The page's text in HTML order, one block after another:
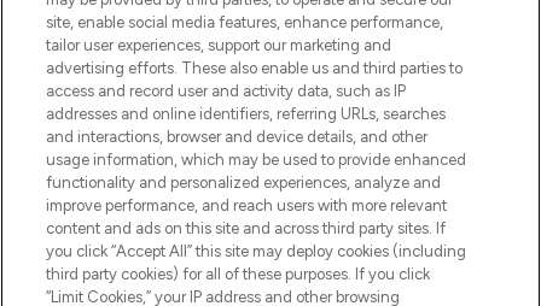
Bądź pierwszą osobą, która dowie się o
najnowszych produktach, od niszowych i
uznanych marek, sezonowych trendach i
otrzyma ekskluzywne artykuły redakcyjne
z Sunday Supplement.
Zgoda na pliki cookie
Do Not Sell or Share My Personal
Information
site, enable social media features, enhance performance,
tailor user experiences, support our marketing and
advertising efforts. These also enable us and third parties to
access and record user and activity data, such as IP
addresses and online identifiers, referring URLs, searches
and interactions, browser and device details, and other
usage information, which may be used to provide enhanced
functionality and personalized experiences, analyze and
improve performance, and reach users with more relevant
content and ads on this site and across third party sites. If
you click “Accept All” this site may deploy cookies (including
third party cookies) for all of these purposes. If you click
“Limit Cookies,” your IP address and other browsing